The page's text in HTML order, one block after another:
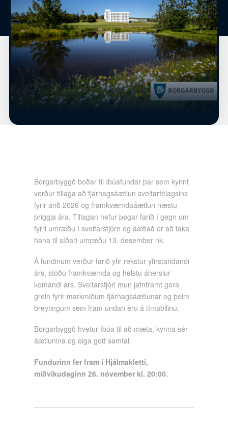
Borgarbyggð boðar til íbúafundar þar sem kynnt
verður tillaga að fjárhagsáætlun sveitarfélagsins
fyrir árið 2026 og framkvæmdaáætlun næstu
þriggja ára. Tillagan hefur þegar farið í gegn um
fyrri umræðu í sveitarstjórn og áætlað er að taka
hana til síðari umræðu 13. desember nk.
Á fundinum verður farið yfir rekstur yfirstandandi
árs, stöðu framkvæmda og helstu áherslur
komandi árs. Sveitarstjóri mun jafnframt gera
grein fyrir markmiðum fjárhagsáætlunar og þeim
breytingum sem fram undan eru á tímabilinu.
Borgarbyggð hvetur íbúa til að mæta, kynna sér
áætlunina og eiga gott samtal.
Fundurinn fer fram í Hjálmakletti,
miðvikudaginn 26. nóvember kl. 20:00.